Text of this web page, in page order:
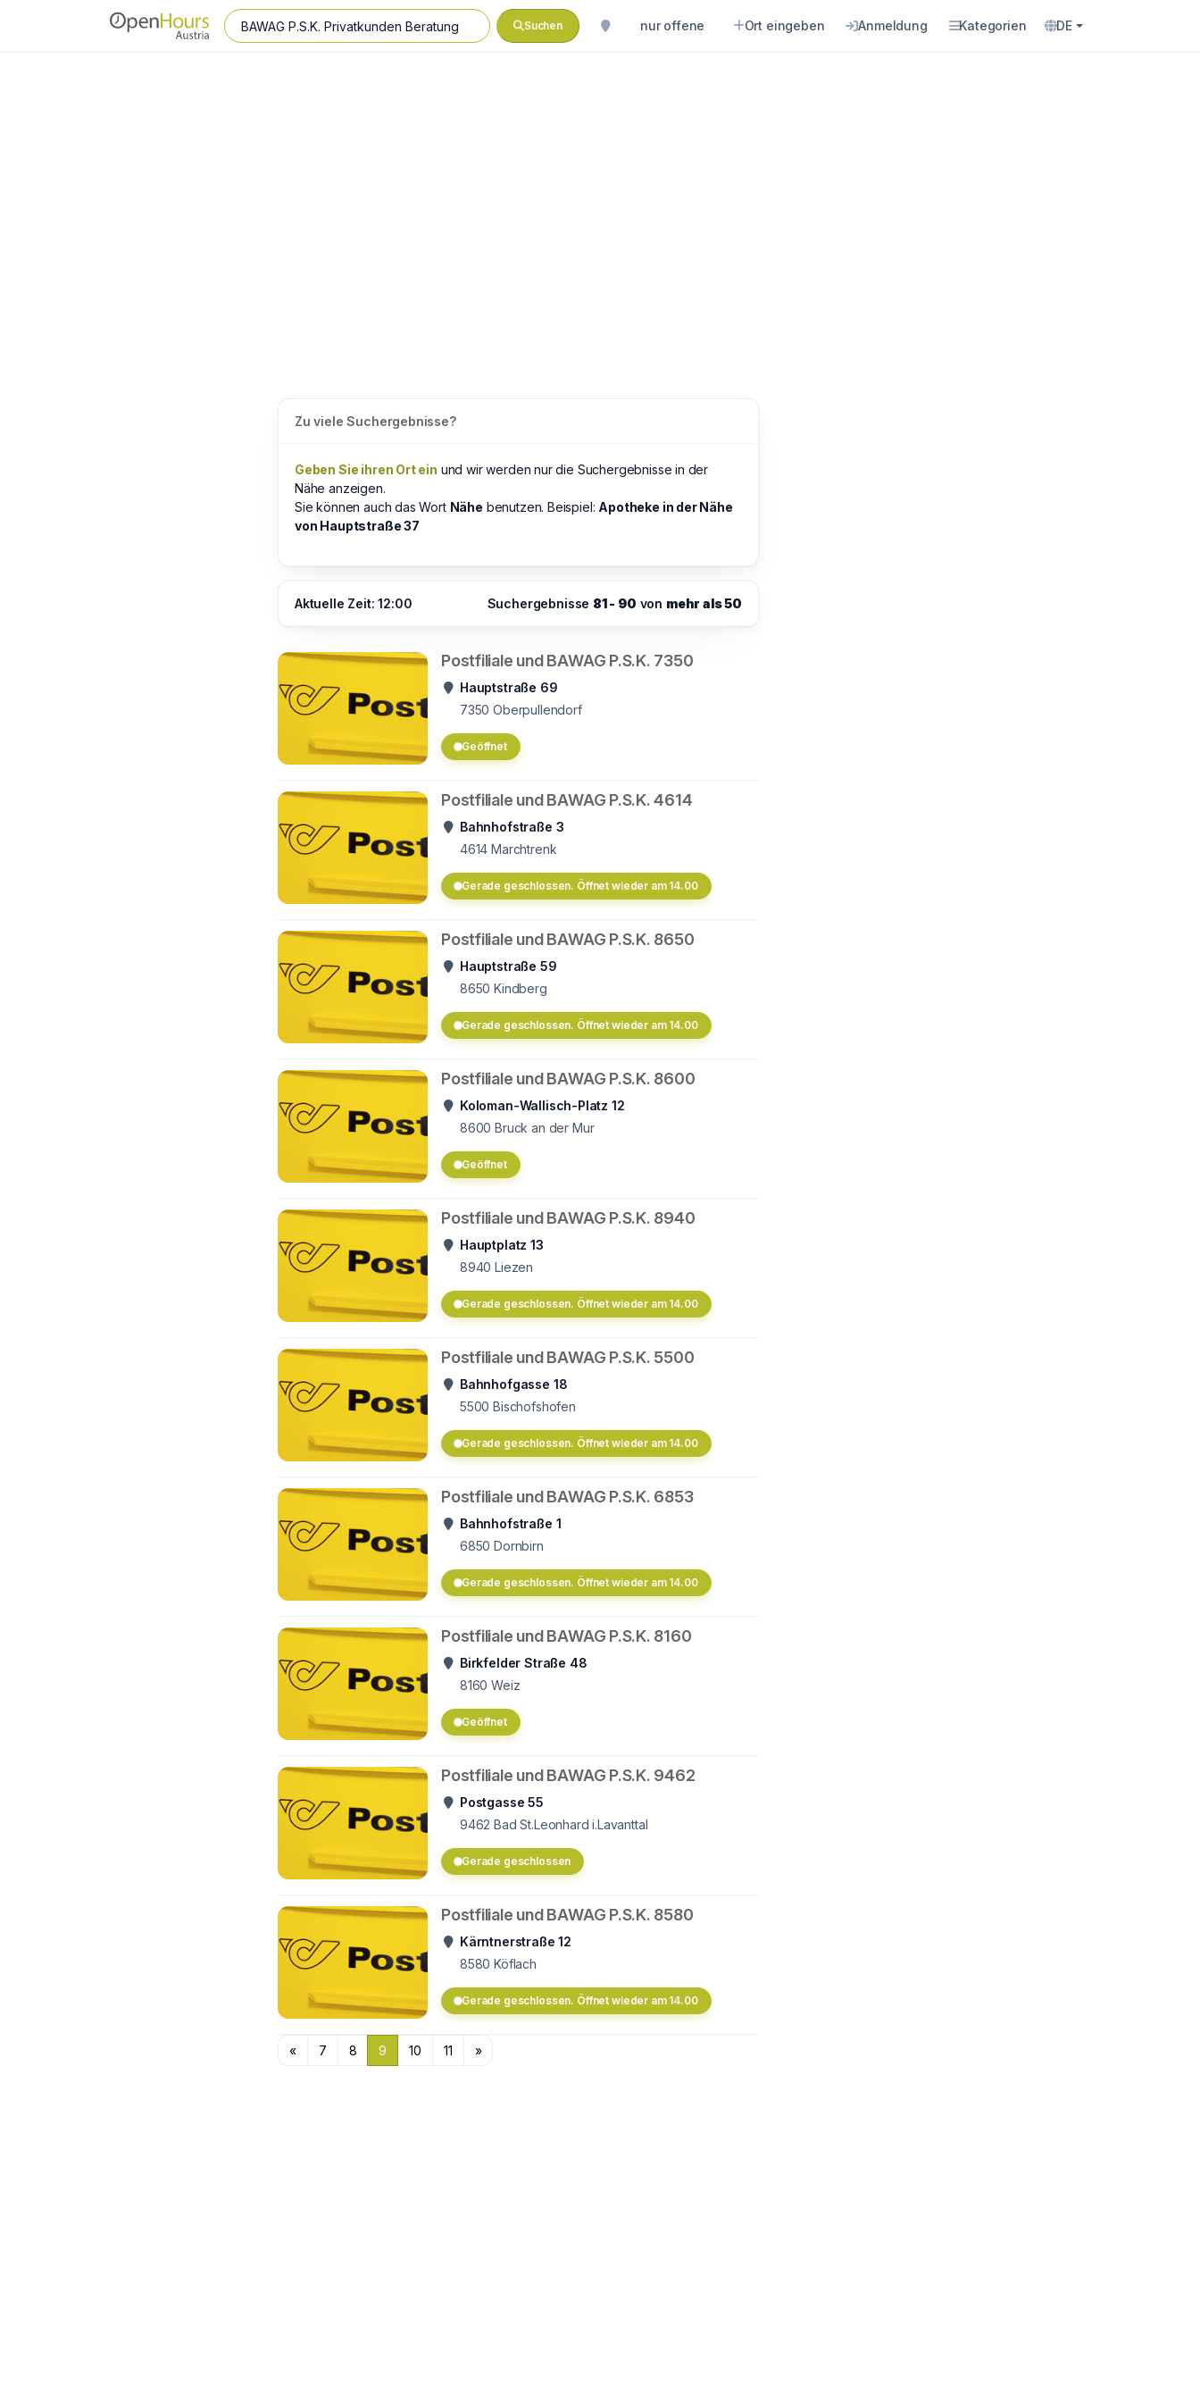
Suchen nur offene Ort eingeben Anmeldung Kategorien DE
Zu viele Suchergebnisse?
Geben Sie ihren Ort ein und wir werden nur die Suchergebnisse in der
Nähe anzeigen.
Sie können auch das Wort Nähe benutzen. Beispiel: Apotheke in der Nähe
von Hauptstraße 37
Aktuelle Zeit: 12:00 Suchergebnisse 81 - 90 von mehr als 50
Postfiliale und BAWAG P.S.K. 7350
Hauptstraße 69
7350 Oberpullendorf
Geöffnet
Postfiliale und BAWAG P.S.K. 4614
Bahnhofstraße 3
4614 Marchtrenk
Gerade geschlossen. Öffnet wieder am 14.00
Postfiliale und BAWAG P.S.K. 8650
Hauptstraße 59
8650 Kindberg
Gerade geschlossen. Öffnet wieder am 14.00
Postfiliale und BAWAG P.S.K. 8600
Koloman-Wallisch-Platz 12
8600 Bruck an der Mur
Geöffnet
Postfiliale und BAWAG P.S.K. 8940
Hauptplatz 13
8940 Liezen
Gerade geschlossen. Öffnet wieder am 14.00
Postfiliale und BAWAG P.S.K. 5500
Bahnhofgasse 18
5500 Bischofshofen
Gerade geschlossen. Öffnet wieder am 14.00
Postfiliale und BAWAG P.S.K. 6853
Bahnhofstraße 1
6850 Dornbirn
Gerade geschlossen. Öffnet wieder am 14.00
Postfiliale und BAWAG P.S.K. 8160
Birkfelder Straße 48
8160 Weiz
Geöffnet
Postfiliale und BAWAG P.S.K. 9462
Postgasse 55
9462 Bad St.Leonhard i.Lavanttal
Gerade geschlossen
Postfiliale und BAWAG P.S.K. 8580
Kärntnerstraße 12
8580 Köflach
Gerade geschlossen. Öffnet wieder am 14.00
« 7 8 9 10 11 »